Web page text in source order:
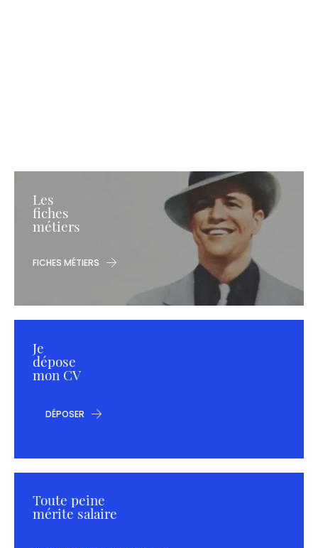
Les
fiches
métiers
FICHES MÉTIERS
Je
dépose
mon CV
DÉPOSER
Toute peine
mérite salaire